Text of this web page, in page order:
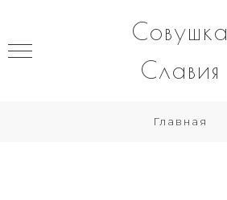
Совушка
Славия
Главная